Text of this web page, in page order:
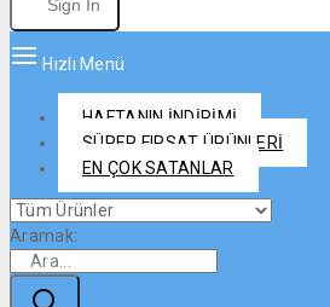
Sign In
Hızlı Menü
HAFTANIN İNDİRİMİ
SÜPER FIRSAT ÜRÜNLERİ
EN ÇOK SATANLAR
Aramak: